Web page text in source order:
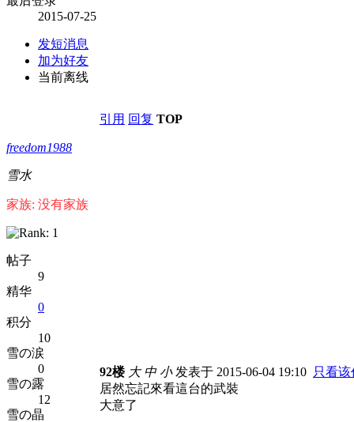
2015-07-25
发短消息
加为好友
当前离线
引用 回复 TOP
freedom1988
雪水
家族: 没有家族
帖子
9
精华
0
积分
10
雪の涙
0
雪の露
12
雪の晶
92楼 大 中 小发表于 2015-06-04 19:10 只看该
居然忘記來看這台的武裝
大意了